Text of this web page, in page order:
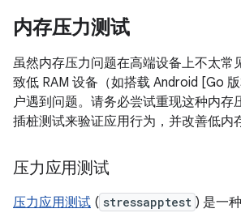
内存压力测试
虽然内存压力问题在高端设备上不太常
致低 RAM 设备（如搭载 Android [Go
户遇到问题。请务必尝试重现这种内存
插桩测试来验证应用行为，并改善低内
压力应用测试
压力应用测试 ( stressapptest ) 是一